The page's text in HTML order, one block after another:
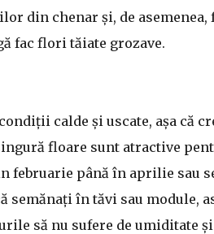
din chenar și, de
fac flori tăiate grozave.
calde și uscate, așa că
floare sunt atractive
februarie până în aprilie sau
semănați în tăvi sau module,
să nu sufere de umiditate